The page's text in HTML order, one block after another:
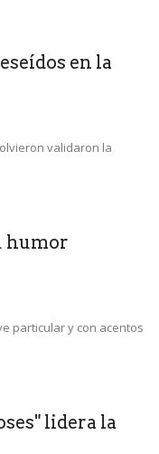
en la
validaron la
humor
particular y con acentos
lidera la